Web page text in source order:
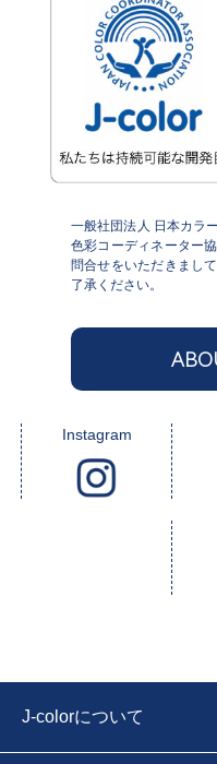
一般社団法人 日本カラ
色彩コーディネーター
問合せをいただきまし
了承ください。
Instagram
J-colorについて